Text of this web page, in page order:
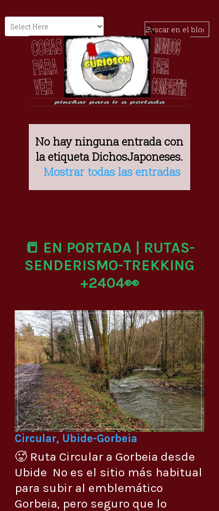
No hay ninguna entrada con
la etiquetaDichosJaponeses.
Mostrar todas las entradas
📒 EN PORTADA | RUTAS-
SENDERISMO-TREKKING
+2404👀
Circular, Ubide-Gorbeia
🥵 Ruta Circular a Gorbeia desde
Ubide No es el sitio más habitual
para subir al emblemático
Gorbeia, pero seguro que lo